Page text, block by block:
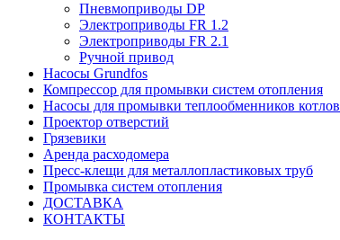
Пневмоприводы DP
Электроприводы FR 1.2
Электроприводы FR 2.1
Ручной привод
Насосы Grundfos
Компрессор для промывки систем отопления
Насосы для промывки теплообменников котлов
Проектор отверстий
Грязевики
Аренда расходомера
Пресс-клещи для металлопластиковых труб
Промывка систем отопления
ДОСТАВКА
КОНТАКТЫ